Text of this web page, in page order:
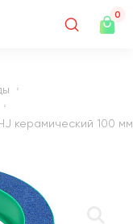
0
керамический 100